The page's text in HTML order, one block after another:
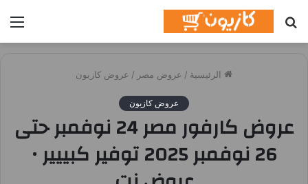
عن
الرئيسية / عروض مصر / عروض كازيون
عروض كازيون
عروض كارفور مصر 24 نوفمبر حتى
26 نوفمبر 2025 توفير كبييير •